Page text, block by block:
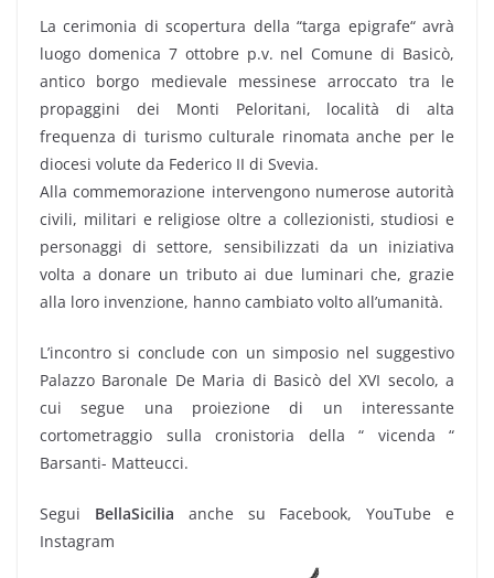
La cerimonia di scopertura della “targa epigrafe“ avrà
luogo domenica 7 ottobre p.v. nel Comune di Basicò,
antico borgo medievale messinese arroccato tra le
propaggini dei Monti Peloritani, località di alta
frequenza di turismo culturale rinomata anche per le
diocesi volute da Federico II di Svevia.
Alla commemorazione intervengono numerose autorità
civili, militari e religiose oltre a collezionisti, studiosi e
personaggi di settore, sensibilizzati da un iniziativa
volta a donare un tributo ai due luminari che, grazie
alla loro invenzione, hanno cambiato volto all’umanità.
L’incontro si conclude con un simposio nel suggestivo
Palazzo Baronale De Maria di Basicò del XVI secolo, a
cui segue una proiezione di un interessante
cortometraggio sulla cronistoria della “ vicenda “
Barsanti- Matteucci.
Segui BellaSicilia anche su Facebook, YouTube e
Instagram